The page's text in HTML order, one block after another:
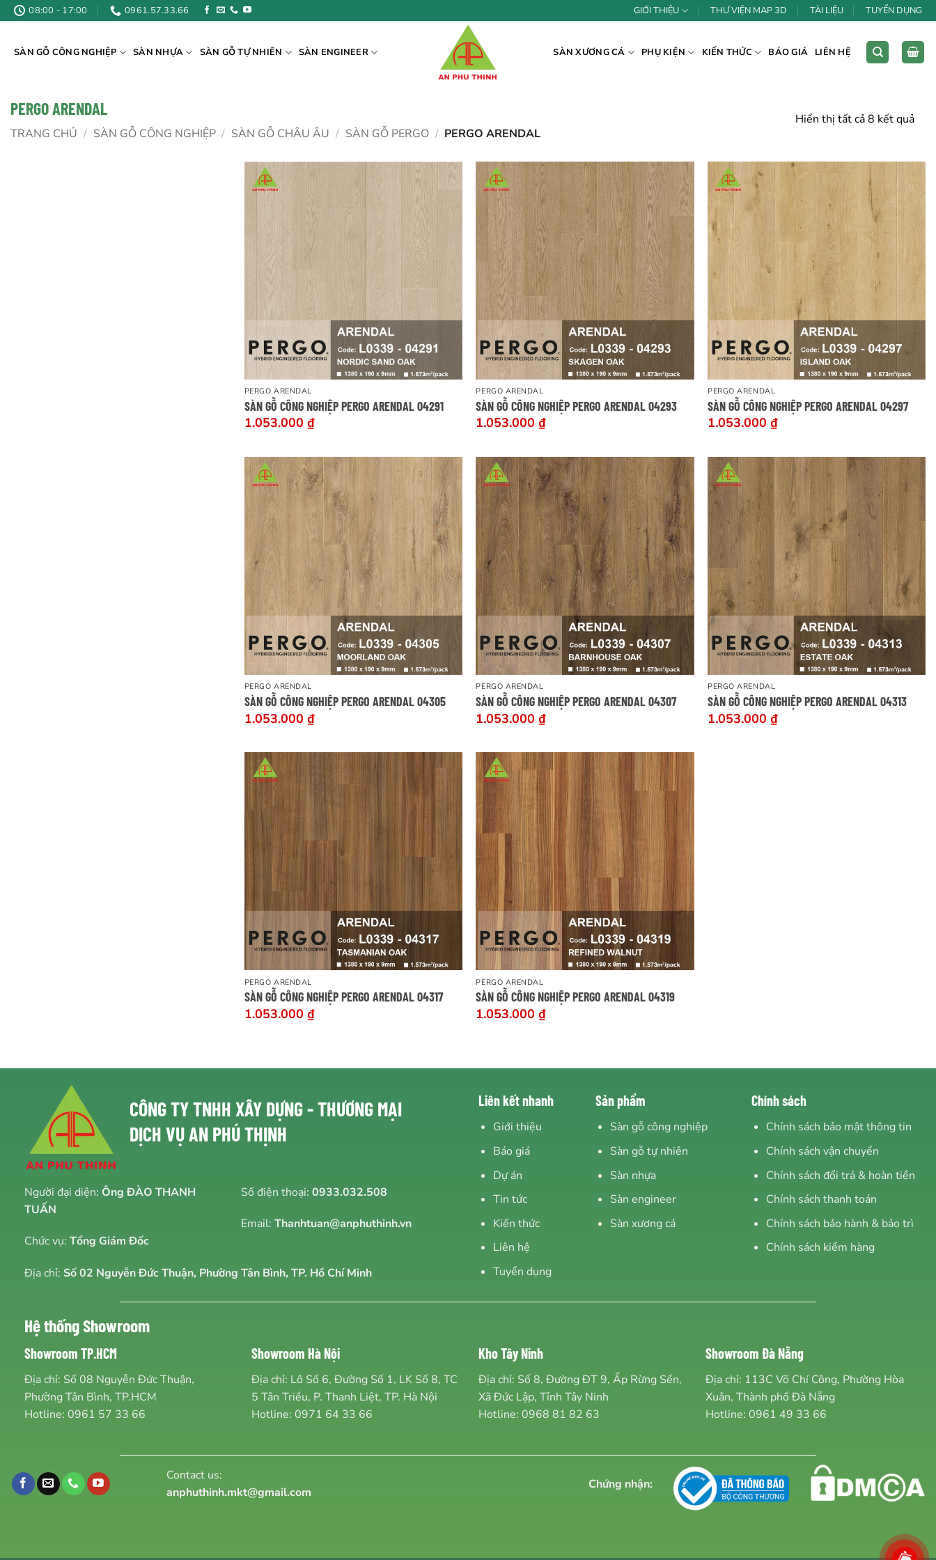
qua
dung
08:00 - 17:00 0961.57.33.66 GIỚI THIỆU THƯ VIỆN MAP 3D TÀI LIỆU TUYỂN DỤNG
SÀN GỖ CÔNG NGHIỆP SÀN NHỰA SÀN GỖ TỰ NHIÊN SÀN ENGINEER SÀN XƯƠNG CÁ PHỤ KIỆN KIẾN THỨC BÁO GIÁ LIÊN HỆ
PERGO ARENDAL
TRANG CHỦ / SÀN GỖ CÔNG NGHIỆP / SÀN GỖ CHÂU ÂU / SÀN GỖ PERGO / PERGO ARENDAL
Hiển thị tất cả 8 kết quả
PERGO ARENDAL
SÀN GỖ CÔNG NGHIỆP PERGO ARENDAL 04291
1.053.000 ₫
PERGO ARENDAL
SÀN GỖ CÔNG NGHIỆP PERGO ARENDAL 04293
1.053.000₫
PERGO ARENDAL
SÀN GỖ CÔNG NGHIỆP PERGO ARENDAL 04297
1.053.000₫
PERGO ARENDAL
SÀN GỖ CÔNG NGHIỆP PERGO ARENDAL 04305
1.053.000 ₫
PERGO ARENDAL
SÀN GỖ CÔNG NGHIỆP PERGO ARENDAL 04307
1.053.000₫
PERGO ARENDAL
SÀN GỖ CÔNG NGHIỆP PERGO ARENDAL 04313
1.053.000₫
PERGO ARENDAL
SÀN GỖ CÔNG NGHIỆP PERGO ARENDAL 04317
1.053.000 ₫
PERGO ARENDAL
SÀN GỖ CÔNG NGHIỆP PERGO ARENDAL 04319
1.053.000₫
CÔNG TY TNHH XÂY DỰNG - THƯƠNG MẠI
DỊCH VỤ AN PHÚ THỊNH
Người đại diện: Ông ĐÀO THANH
TUẤN
Chức vụ: Tổng Giám Đốc
Số điện thoại: 0933.032.508
Email: Thanhtuan@anphuthinh.vn
Địa chỉ: Số 02 Nguyễn Đức Thuận, Phường Tân Bình, TP. Hồ Chí Minh
Liên kết nhanh
Giới thiệu
Báo giá
Dự án
Tin tức
Kiến thức
Liên hệ
Tuyển dụng
Sản phẩm
Sàn gỗ công nghiệp
Sàn gỗ tự nhiên
Sàn nhựa
Sàn engineer
Sàn xương cá
Chính sách
Chính sách bảo mật thông tin
Chính sách vận chuyển
Chính sách đổi trả & hoàn tiền
Chính sách thanh toán
Chính sách bảo hành & bảo trì
Chính sách kiểm hàng
Hệ thống Showroom
Showroom TP.HCM
Địa chỉ: Số 08 Nguyễn Đức Thuận,
Phường Tân Bình, TP.HCM
Hotline: 0961 57 33 66
Showroom Hà Nội
Địa chỉ: Lô Số 6, Đường Số 1, LK Số 8, TC
5 Tân Triều, P. Thanh Liệt, TP. Hà Nội
Hotline: 0971 64 33 66
Kho Tây Ninh
Địa chỉ: Số 8, Đường ĐT 9, Ấp Rừng Sến,
Xã Đức Lập, Tỉnh Tây Ninh
Hotline: 0968 81 82 63
Showroom Đà Nẵng
Địa chỉ: 113C Võ Chí Công, Phường Hòa
Xuân, Thành phố Đà Nẵng
Hotline: 0961 49 33 66
Contact us:
anphuthinh.mkt@gmail.com
Chứng nhận: